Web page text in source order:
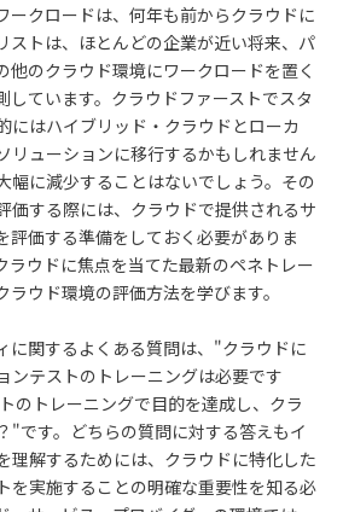
ークロードは、何年も前からクラウドに
ストは、ほとんどの企業が近い将来、パ
他のクラウド環境にワークロードを置く
しています。クラウドファーストでスタ
にはハイブリッド・クラウドとローカ
リューションに移行するかもしれません
幅に減少することはないでしょう。その
価する際には、クラウドで提供されるサ
評価する準備をしておく必要がありま
ラウドに焦点を当てた最新のペネトレー
ウド環境の評価方法を学びます。
に関するよくある質問は、"クラウドに
ンテストのトレーニングは必要です
のトレーニングで目的を達成し、クラ
"です。どちらの質問に対する答えもイ
理解するためには、クラウドに特化した
を実施することの明確な重要性を知る必